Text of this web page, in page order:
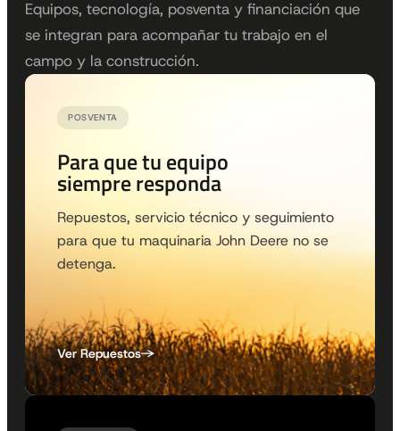
Equipos, tecnología, posventa y financiación que
se integran para acompañar tu trabajo en el
campo y la construcción.
POSVENTA
Para que tu equipo
siempre responda
Repuestos, servicio técnico y seguimiento
para que tu maquinaria John Deere no se
detenga.
Ver Repuestos